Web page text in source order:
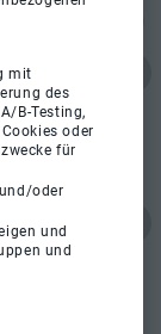
mit
des
B-Testing,
oder
für
oder
und
und